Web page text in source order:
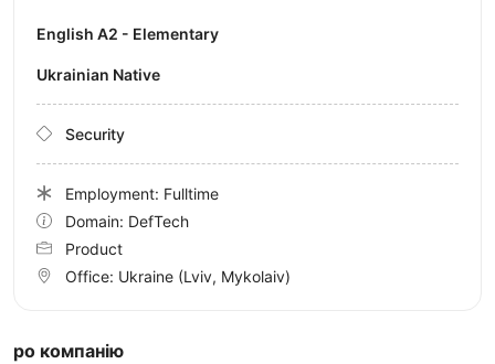
ро компанію
English A2 - Elementary
Ukrainian Native
Security
Employment: Fulltime
Domain: DefTech
Product
Office: Ukraine (Lviv, Mykolaiv)